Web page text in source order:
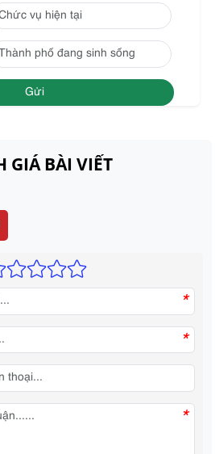
Gửi
GIÁ BÀI VIẾT
*
*
*